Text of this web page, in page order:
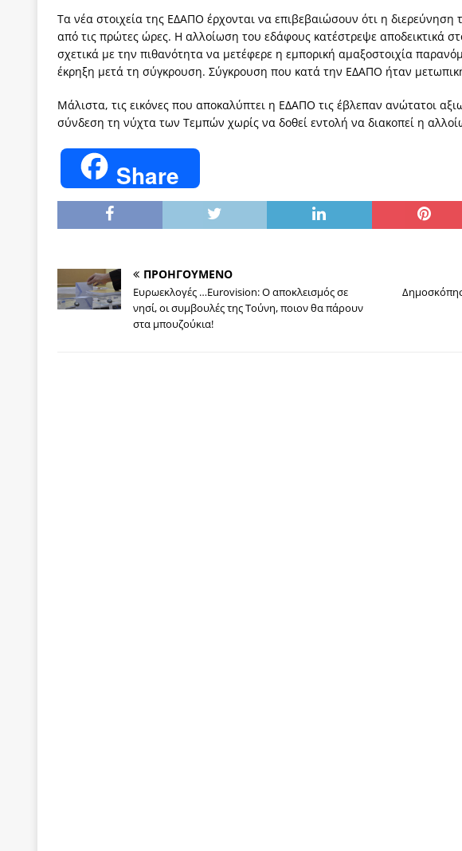
Τα νέα στοιχεία της ΕΔΑΠΟ έρχονται να επιβεβαιώσουν ότι η
από τις πρώτες ώρες. Η αλλοίωση του εδάφους κατέστρεψε αποδεικτικά
σχετικά με την πιθανότητα να μετέφερε η εμπορική αμαξοστοιχία
έκρηξη μετά τη σύγκρουση. Σύγκρουση που κατά την ΕΔΑΠΟ ήταν
Μάλιστα, τις εικόνες που αποκαλύπτει η ΕΔΑΠΟ τις έβλεπαν ανώτατοι
σύνδεση τη νύχτα των Τεμπών χωρίς να δοθεί εντολή να διακοπεί η
Share
ΠΡΟΗΓΟΥΜΕΝΟ
Ευρωεκλογές …Eurovision: Ο αποκλεισμός σε
νησί, οι συμβουλές της Τούνη, ποιον θα πάρουν
στα μπουζούκια!